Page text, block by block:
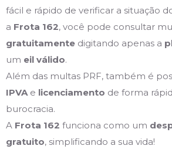
fácil e rápido de verificar a situação
a Frota 162, você pode consultar
gratuitamente digitando apenas a
um eil válido.
Além das multas PRF, também é
IPVA e licenciamento de forma
burocracia.
A Frota 162 funciona como um
gratuito, simplificando a sua vida!